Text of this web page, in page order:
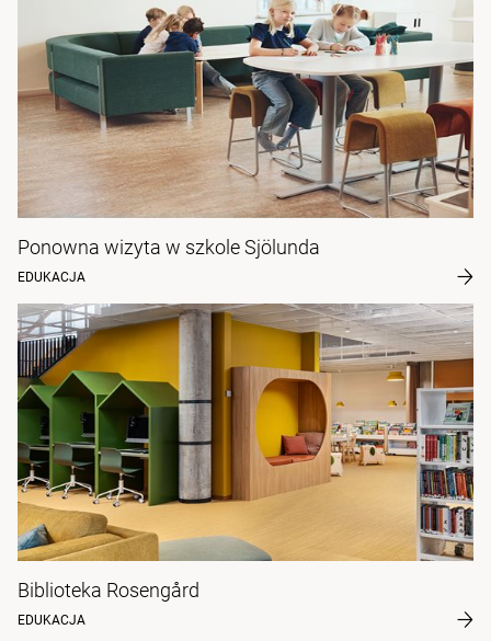
Ponowna wizyta w szkole Sjölunda
EDUKACJA
Biblioteka Rosengård
EDUKACJA